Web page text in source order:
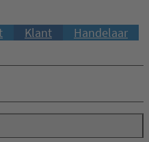
Klant Handelaar